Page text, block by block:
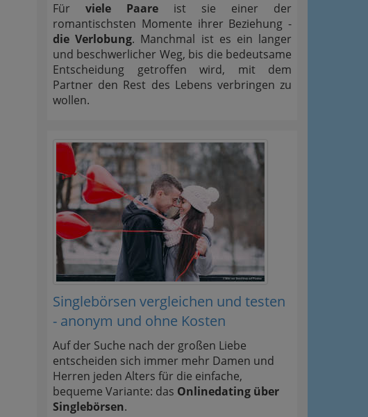
Für viele Paare ist sie einer der
romantischsten Momente ihrer Beziehung -
die Verlobung. Manchmal ist es ein langer
und beschwerlicher Weg, bis die bedeutsame
Entscheidung getroffen wird, mit dem
Partner den Rest des Lebens verbringen zu
wollen.
Singlebörsen vergleichen und testen
- anonym und ohne Kosten
Auf der Suche nach der großen Liebe
entscheiden sich immer mehr Damen und
Herren jeden Alters für die einfache,
bequeme Variante: das Onlinedating über
Singlebörsen.